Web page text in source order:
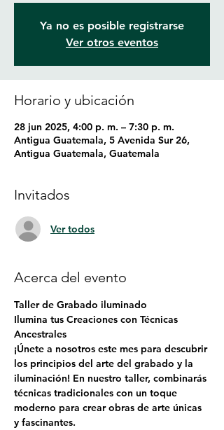
Ya no es posible registrarse
Ver otros eventos
Horario y ubicación
28 jun 2025, 4:00 p. m. – 7:30 p. m.
Antigua Guatemala, 5 Avenida Sur 26,
Antigua Guatemala, Guatemala
Invitados
Ver todos
Acerca del evento
Taller de Grabado iluminado
Ilumina tus Creaciones con Técnicas
Ancestrales
¡Únete a nosotros este mes para descubrir
los principios del arte del grabado y la
iluminación! En nuestro taller, combinarás
técnicas tradicionales con un toque
moderno para crear obras de arte únicas
y fascinantes.